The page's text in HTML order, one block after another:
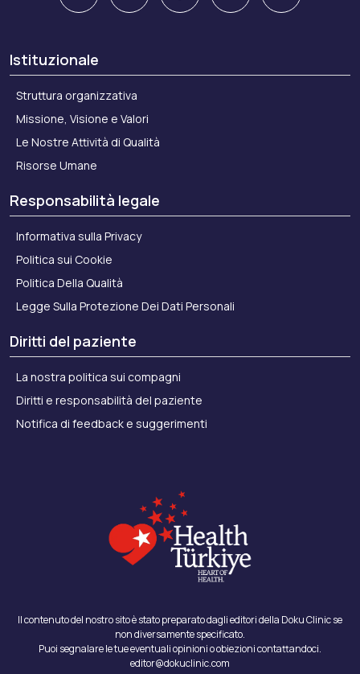
Istituzionale
Struttura organizzativa
Missione, Visione e Valori
Le Nostre Attività di Qualità
Risorse Umane
Responsabilità legale
Informativa sulla Privacy
Politica sui Cookie
Politica Della Qualità
Legge Sulla Protezione Dei Dati Personali
Diritti del paziente
La nostra politica sui compagni
Diritti e responsabilità del paziente
Notifica di feedback e suggerimenti
Il contenuto del nostro sito è stato preparato dagli editori della Doku Clinic se
non diversamente specificato.
Puoi segnalare le tue eventuali opinioni o obiezioni contattandoci.
editor@dokuclinic.com